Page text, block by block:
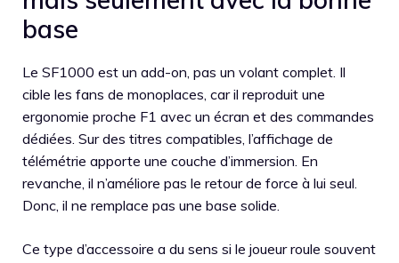
base
Le SF1000 est un add-on, pas un volant complet. Il
cible les fans de monoplaces, car il reproduit une
ergonomie proche F1 avec un écran et des commandes
dédiées. Sur des titres compatibles, l’affichage de
télémétrie apporte une couche d’immersion. En
revanche, il n’améliore pas le retour de force à lui seul.
Donc, il ne remplace pas une base solide.
Ce type d’accessoire a du sens si le joueur roule souvent